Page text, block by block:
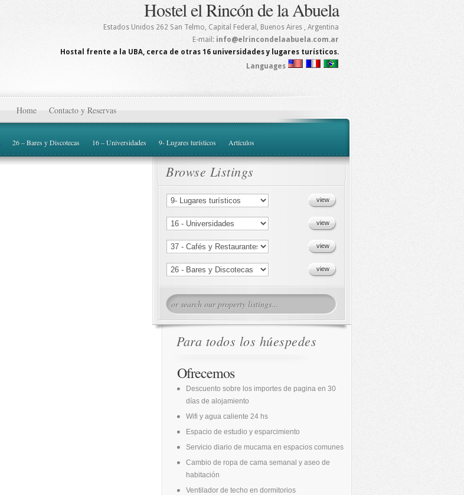
Hostel el Rincón de la Abuela
Estados Unidos 262 San Telmo, Capital Federal, Buenos Aires , Argentina
E-mail: info@elrincondelaabuela.com.ar
Hostal frente a la UBA, cerca de otras 16 universidades y lugares turísticos.
Languages
Home Contacto y Reservas
26 – Bares y Discotecas 16 – Universidades 9- Lugares turísticos Artículos
Browse Listings
Para todos los húespedes
Ofrecemos
Descuento sobre los importes de pagina en 30
días de alojamiento
Wifi y agua caliente 24 hs
Espacio de estudio y esparcimiento
Servicio diario de mucama en espacios comunes
Cambio de ropa de cama semanal y aseo de
habitación
Ventilador de techo en dormitorios